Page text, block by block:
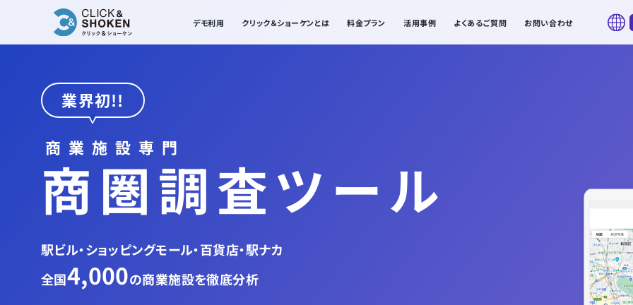
デモ利用 クリック＆ショーケンとは 料金プラン 活用事例 よくあるご質問 お問い合わせ
業界初!!
商業施設専門
商圏調査ツール
駅ビル・ショッピングモール・百貨店・駅ナカ
全国4,000の商業施設を徹底分析